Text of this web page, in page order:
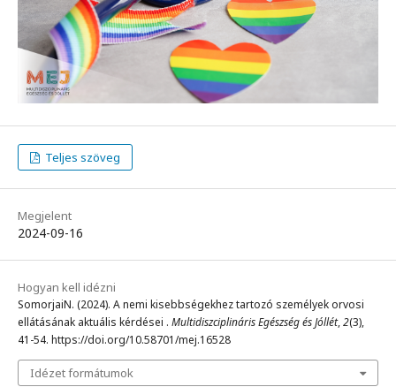
Teljes szöveg
Megjelent
2024-09-16
Hogyan kell idézni
SomorjaiN. (2024). A nemi kisebbségekhez tartozó személyek orvosi
ellátásának aktuális kérdései . Multidiszciplináris Egészség és Jóllét,2(3),
41-54. https://doi.org/10.58701/mej.16528
Idézet formátumok